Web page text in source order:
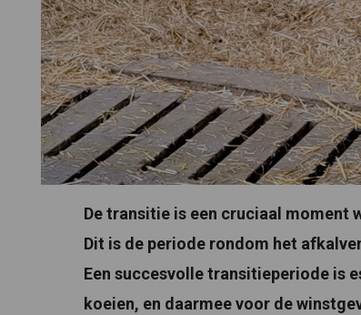
De transitie is een cruciaal moment
Dit is de periode rondom het
Een succesvolle transitieperiode is
koeien, en daarmee voor de